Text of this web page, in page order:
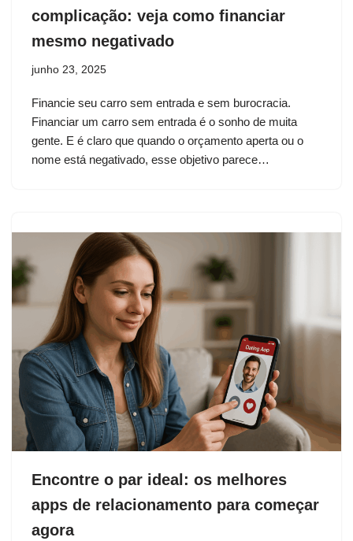
complicação: veja como financiar
mesmo negativado
junho 23, 2025
Financie seu carro sem entrada e sem burocracia.
Financiar um carro sem entrada é o sonho de muita
gente. E é claro que quando o orçamento aperta ou o
nome está negativado, esse objetivo parece…
Encontre o par ideal: os melhores
apps de relacionamento para começar
agora